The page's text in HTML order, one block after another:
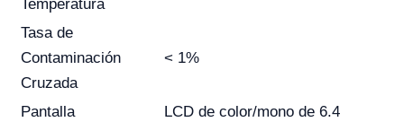
Temperatura
Tasa de
Contaminación
Cruzada
< 1%
Pantalla LCD de color/mono de 6.4